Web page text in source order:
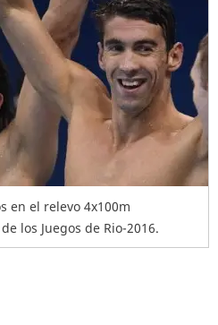
en el relevo 4x100m
los Juegos de Rio-2016.